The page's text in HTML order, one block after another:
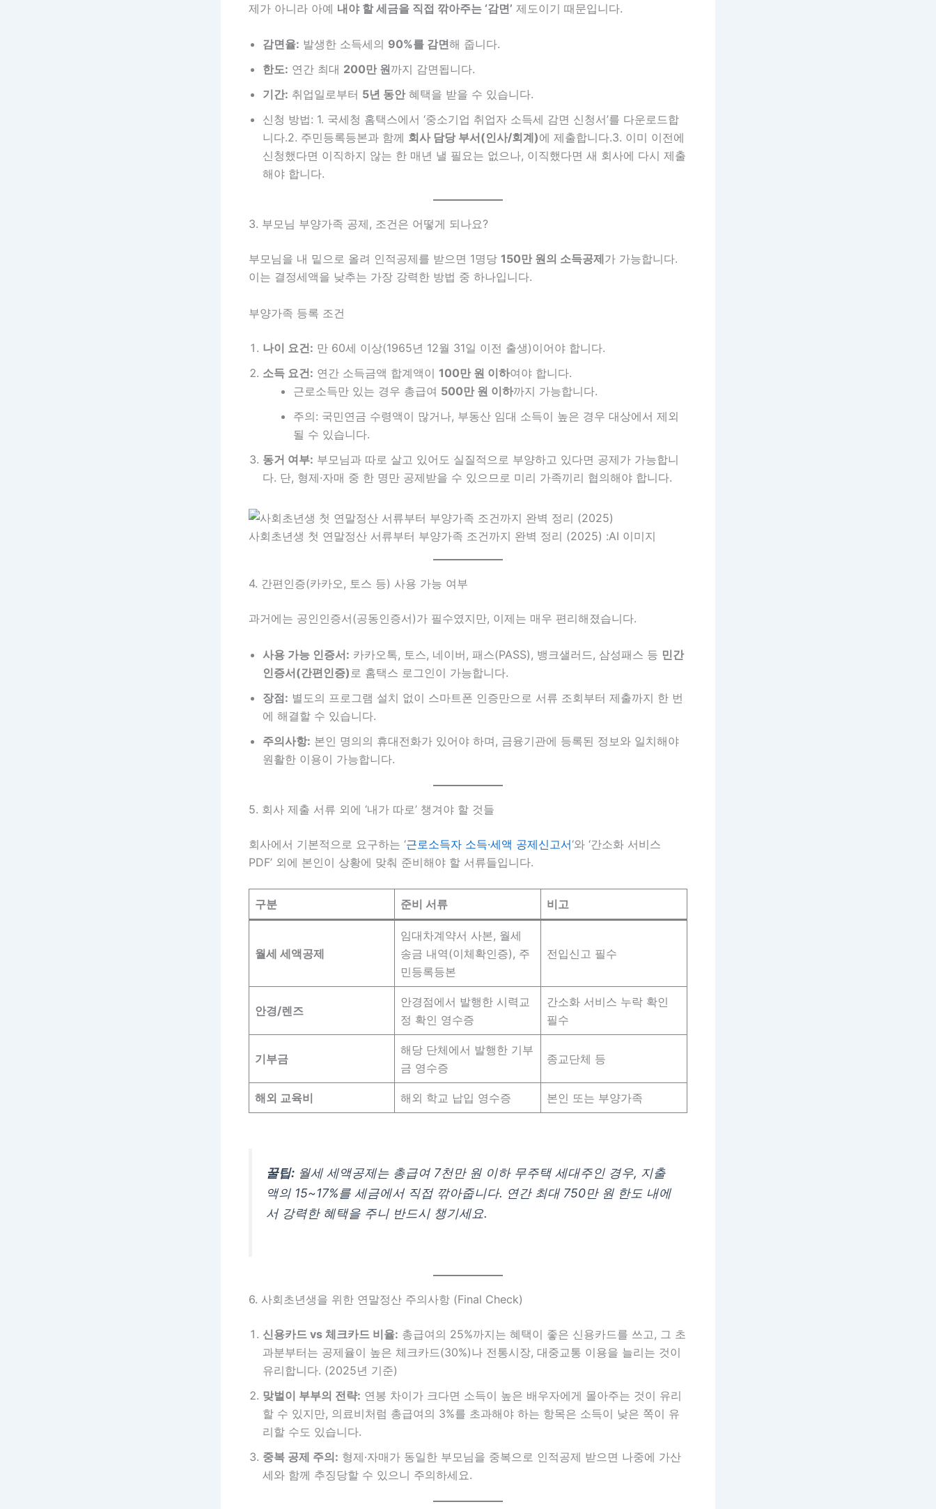
제가 아니라 아예 내야 할 세금을 직접 깎아주는 ‘감면’ 제도이기 때문입니다.
감면율: 발생한 소득세의 90%를 감면해 줍니다.
한도: 연간 최대 200만 원까지 감면됩니다.
기간: 취업일로부터 5년 동안혜택을 받을 수 있습니다.
신청 방법: 1. 국세청 홈택스에서 ‘중소기업 취업자 소득세 감면 신청서’를 다운로드합
니다.2. 주민등록등본과 함께 회사 담당 부서(인사/회계)에 제출합니다.3. 이미 이전에
신청했다면 이직하지 않는 한 매년 낼 필요는 없으나, 이직했다면 새 회사에 다시 제출
해야 합니다.
3. 부모님 부양가족 공제, 조건은 어떻게 되나요?
부모님을 내 밑으로 올려 인적공제를 받으면 1명당 150만 원의 소득공제가 가능합니다.
이는 결정세액을 낮추는 가장 강력한 방법 중 하나입니다.
부양가족 등록 조건
나이 요건: 만 60세 이상(1965년 12월 31일 이전 출생)이어야 합니다.
소득 요건: 연간 소득금액 합계액이 100만 원 이하여야 합니다.
근로소득만 있는 경우 총급여 500만 원 이하까지 가능합니다.
주의: 국민연금 수령액이 많거나, 부동산 임대 소득이 높은 경우 대상에서 제외
될 수 있습니다.
동거 여부: 부모님과 따로 살고 있어도 실질적으로 부양하고 있다면 공제가 가능합니
다. 단, 형제·자매 중 한 명만 공제받을 수 있으므로 미리 가족끼리 협의해야 합니다.
사회초년생 첫 연말정산 서류부터 부양가족 조건까지 완벽 정리 (2025) :AI 이미지
4. 간편인증(카카오, 토스 등) 사용 가능 여부
과거에는 공인인증서(공동인증서)가 필수였지만, 이제는 매우 편리해졌습니다.
사용 가능 인증서: 카카오톡, 토스, 네이버, 패스(PASS), 뱅크샐러드, 삼성패스 등 민간
인증서(간편인증) 로 홈택스 로그인이 가능합니다.
장점: 별도의 프로그램 설치 없이 스마트폰 인증만으로 서류 조회부터 제출까지 한 번
에 해결할 수 있습니다.
주의사항: 본인 명의의 휴대전화가 있어야 하며, 금융기관에 등록된 정보와 일치해야
원활한 이용이 가능합니다.
5. 회사 제출 서류 외에 ‘내가 따로’ 챙겨야 할 것들
회사에서 기본적으로 요구하는 ‘근로소득자 소득·세액 공제신고서‘와 ‘간소화 서비스
PDF’ 외에 본인이 상황에 맞춰 준비해야 할 서류들입니다.
구분 준비 서류 비고
월세 세액공제
임대차계약서 사본, 월세
송금 내역(이체확인증), 주
민등록등본
전입신고 필수
안경/렌즈
안경점에서 발행한 시력교
정 확인 영수증
간소화 서비스 누락 확인
필수
기부금
해당 단체에서 발행한 기부
금 영수증
종교단체 등
해외 교육비 해외 학교 납입 영수증 본인 또는 부양가족
꿀팁: 월세 세액공제는 총급여 7천만 원 이하 무주택 세대주인 경우, 지출
액의 15~17%를 세금에서 직접 깎아줍니다. 연간 최대 750만 원 한도 내에
서 강력한 혜택을 주니 반드시 챙기세요.
6. 사회초년생을 위한 연말정산 주의사항 (Final Check)
신용카드 vs 체크카드 비율: 총급여의 25%까지는 혜택이 좋은 신용카드를 쓰고, 그 초
과분부터는 공제율이 높은 체크카드(30%)나 전통시장, 대중교통 이용을 늘리는 것이
유리합니다. (2025년 기준)
맞벌이 부부의 전략: 연봉 차이가 크다면 소득이 높은 배우자에게 몰아주는 것이 유리
할 수 있지만, 의료비처럼 총급여의 3%를 초과해야 하는 항목은 소득이 낮은 쪽이 유
리할 수도 있습니다.
중복 공제 주의: 형제·자매가 동일한 부모님을 중복으로 인적공제 받으면 나중에 가산
세와 함께 추징당할 수 있으니 주의하세요.